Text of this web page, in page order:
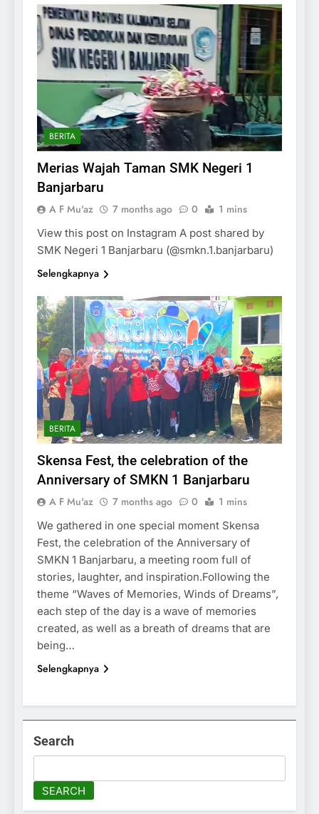
BERITA
Merias Wajah Taman SMK Negeri 1
Banjarbaru
A F Mu'az 7 months ago 0 1 mins
View this post on Instagram A post shared by
SMK Negeri 1 Banjarbaru (@smkn.1.banjarbaru)
Selengkapnya
BERITA
Skensa Fest, the celebration of the
Anniversary of SMKN 1 Banjarbaru
A F Mu'az 7 months ago 0 1 mins
We gathered in one special moment Skensa
Fest, the celebration of the Anniversary of
SMKN 1 Banjarbaru, a meeting room full of
stories, laughter, and inspiration.Following the
theme “Waves of Memories, Winds of Dreams”,
each step of the day is a wave of memories
created, as well as a breath of dreams that are
being…
Selengkapnya
Search
SEARCH